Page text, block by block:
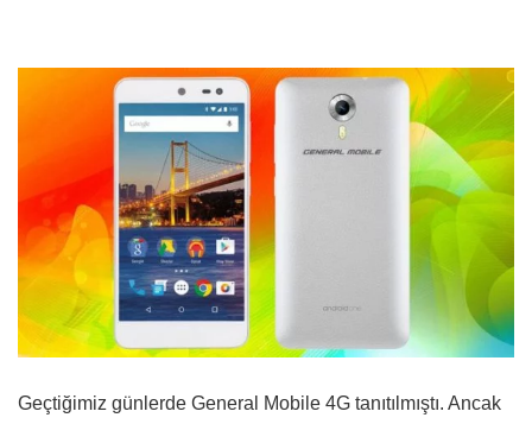
Geçtiğimiz günlerde General Mobile 4G tanıtılmıştı. Ancak